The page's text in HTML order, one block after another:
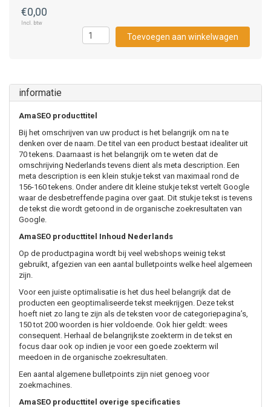
€0,00
Incl. btw
Toevoegen aan winkelwagen
informatie
AmaSEO producttitel
Bij het omschrijven van uw product is het belangrijk om na te
denken over de naam. De titel van een product bestaat idealiter uit
70 tekens. Daarnaast is het belangrijk om te weten dat de
omschrijving Nederlands tevens dient als meta description. Een
meta description is een klein stukje tekst van maximaal rond de
156-160 tekens. Onder andere dit kleine stukje tekst vertelt Google
waar de desbetreffende pagina over gaat. Dit stukje tekst is tevens
de tekst die wordt getoond in de organische zoekresultaten van
Google.
AmaSEO producttitel Inhoud Nederlands
Op de productpagina wordt bij veel webshops weinig tekst
gebruikt, afgezien van een aantal bulletpoints welke heel algemeen
zijn.
Voor een juiste optimalisatie is het dus heel belangrijk dat de
producten een geoptimaliseerde tekst meekrijgen. Deze tekst
hoeft niet zo lang te zijn als de teksten voor de categoriepagina’s,
150 tot 200 woorden is hier voldoende. Ook hier geldt: wees
consequent. Herhaal de belangrijkste zoekterm in de tekst en
focus daar ook op indien je voor een goede zoekterm wil
meedoen in de organische zoekresultaten.
Een aantal algemene bulletpoints zijn niet genoeg voor
zoekmachines.
AmaSEO producttitel overige specificaties